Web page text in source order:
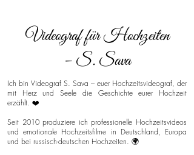
Videograf für Hochzeiten
– S. Sava
Ich bin Videograf S. Sava – euer Hochzeitsvideograf, der
mit Herz und Seele die Geschichte eurer Hochzeit
erzählt. ❤️
Seit 2010 produziere ich professionelle Hochzeitsvideos
und emotionale Hochzeitsfilme in Deutschland, Europa
und bei russisch-deutschen Hochzeiten. 🌍